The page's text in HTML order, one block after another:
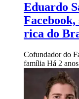
Eduardo
Facebook,
rica do
Cofundador do
família Há 2 anos